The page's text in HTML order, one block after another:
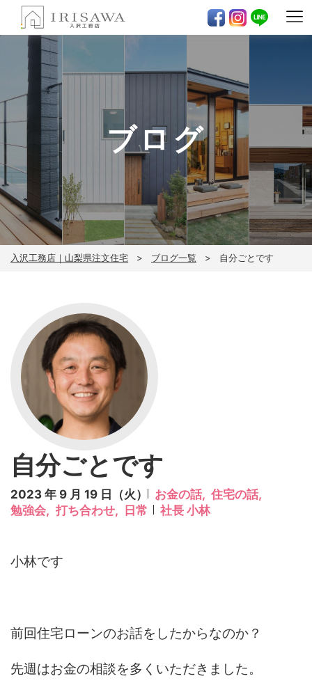
ブログ
入沢工務店｜山梨県注文住宅 ブログ一覧 自分ごとです
自分ごとです
2023 年 9 月 19 日（火） お金の話, 住宅の話,
勉強会, 打ち合わせ, 日常 社長 小林
小林です
前回住宅ローンのお話をしたからなのか？
先週はお金の相談を多くいただきました。